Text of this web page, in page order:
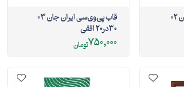
قاب پی‌وی‌سی ایران جان 02
قاب پی‌وی‌سی ایران جان 03
30در20 افقی
750,000تومان